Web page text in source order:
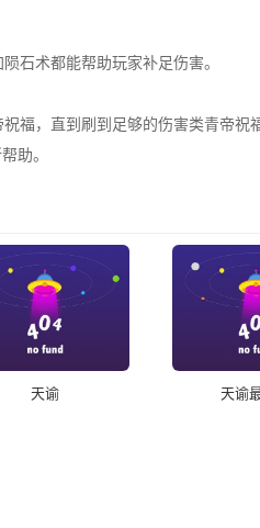
石术都能帮助玩家补足伤害。
福，直到刷到足够的伤害类青帝祝
助。
天谕 天谕